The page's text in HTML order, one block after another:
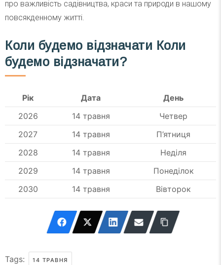
про важливість садівництва, краси та природи в нашому
повсякденному житті.
Коли будемо відзначати Коли
будемо відзначати?
Рік Дата
День
2026
14 травня
Четвер
2027
14 травня
П’ятниця
2028
14 травня
Неділя
2029
14 травня
Понеділок
2030
14 травня Вівторок
Tags: 14 ТРАВНЯ